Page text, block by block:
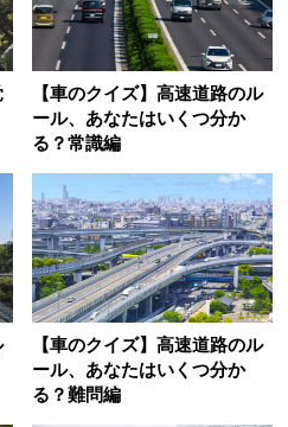
【車のクイズ】高速道路のル
ール、あなたはいくつ分か
る？常識編
【車のクイズ】高速道路のル
ール、あなたはいくつ分か
る？難問編